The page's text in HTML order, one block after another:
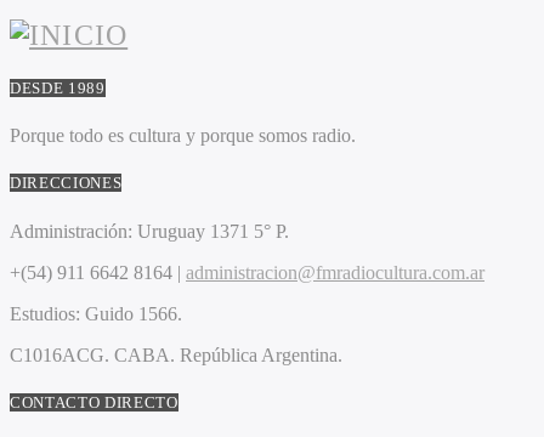
DESDE 1989
Porque todo es cultura y porque somos radio.
DIRECCIONES
Administración: Uruguay 1371 5° P.
+(54) 911 6642 8164 | administracion@fmradiocultura.com.ar
Estudios: Guido 1566.
C1016ACG. CABA. República Argentina.
CONTACTO DIRECTO